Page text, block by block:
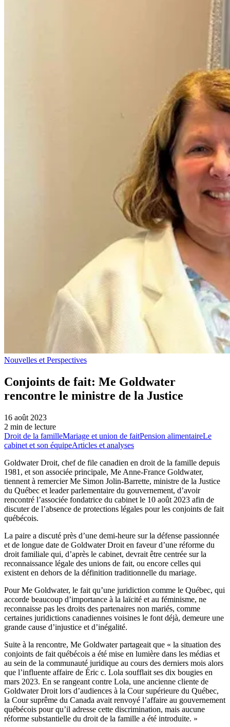
Nouvelles et Perspectives
Conjoints de fait: Me Goldwater
rencontre le ministre de la Justice
16 août 2023
2 min de lecture
Droit de la familleMariage et union de faitPension alimentaireLe
cabinet et son équipeArticles et analyses
Goldwater Droit, chef de file canadien en droit de la famille depuis
1981, et son associée principale, Me Anne-France Goldwater,
tiennent à remercier Me Simon Jolin-Barrette, ministre de la Justice
du Québec et leader parlementaire du gouvernement, d’avoir
rencontré l’associée fondatrice du cabinet le 10 août 2023 afin de
discuter de l’absence de protections légales pour les conjoints de fait
québécois.
La paire a discuté près d’une demi-heure sur la défense passionnée
et de longue date de Goldwater Droit en faveur d’une réforme du
droit familiale qui, d’après le cabinet, devrait être centrée sur la
reconnaissance légale des unions de fait, ou encore celles qui
existent en dehors de la définition traditionnelle du mariage.
Pour Me Goldwater, le fait qu’une juridiction comme le Québec, qui
accorde beaucoup d’importance à la laïcité et au féminisme, ne
reconnaisse pas les droits des partenaires non mariés, comme
certaines juridictions canadiennes voisines le font déjà, demeure une
grande cause d’injustice et d’inégalité.
Suite à la rencontre, Me Goldwater partageait que « la situation des
conjoints de fait québécois a été mise en lumière dans les médias et
au sein de la communauté juridique au cours des derniers mois alors
que l’influente affaire de Éric c. Lola soufflait ses dix bougies en
mars 2023. En se rangeant contre Lola, une ancienne cliente de
Goldwater Droit lors d’audiences à la Cour supérieure du Québec,
la Cour suprême du Canada avait renvoyé l’affaire au gouvernement
québécois pour qu’il adresse cette discrimination, mais aucune
réforme substantielle du droit de la famille a été introduite. »